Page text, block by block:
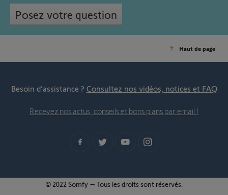
Posez votre question
Haut de page
Besoin d’assistance ? Consultez nos vidéos, notices et FAQ
Recevez nos actus, conseils et bons plans par email !
© 2022 Somfy – Tous les droits sont réservés.